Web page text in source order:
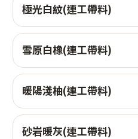
極光白紋(連工帶料)
雪原白橡(連工帶料)
暖陽淺柚(連工帶料)
砂岩暖灰(連工帶料)